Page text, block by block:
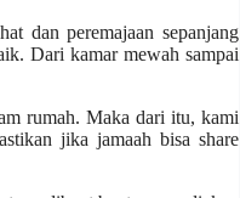
dan peremajaan sepanjang
Dari kamar mewah sampai
rumah. Maka dari itu, kami
jika jamaah bisa share